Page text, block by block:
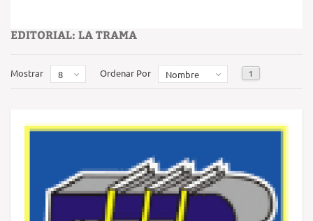
EDITORIAL: LA TRAMA
Mostrar 8 Ordenar Por Nombre 1